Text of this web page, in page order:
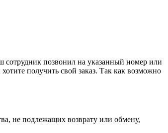
сотрудник позвонил на указанный номер или
получить свой заказ. Так как возможно
не подлежащих возврату или обмену,